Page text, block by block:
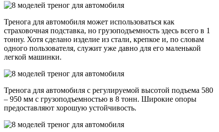
Тренога для автомобиля может использоваться как
страховочная подставка, но грузоподъемность здесь всего в 1
тонну. Хотя сделано изделие из стали, крепкое и, по словам
одного пользователя, служит уже давно для его маленькой
легкой машинки.
Тренога для автомобиля с регулируемой высотой подъема 580
– 950 мм с грузоподъемностью в 8 тонн. Широкие опоры
предоставляют хорошую устойчивость.